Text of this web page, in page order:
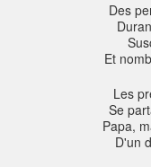
Des
Et
Les
Se
Papa,
D'un